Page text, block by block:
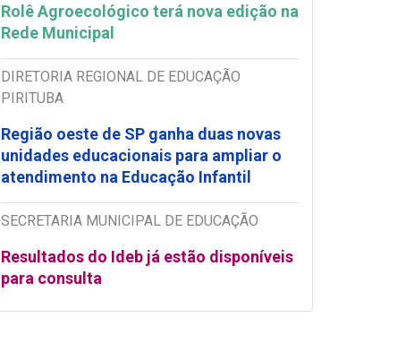
Rolê Agroecológico terá nova edição na
Rede Municipal
DIRETORIA REGIONAL DE EDUCAÇÃO
PIRITUBA
Região oeste de SP ganha duas novas
unidades educacionais para ampliar o
atendimento na Educação Infantil
SECRETARIA MUNICIPAL DE EDUCAÇÃO
Resultados do Ideb já estão disponíveis
para consulta